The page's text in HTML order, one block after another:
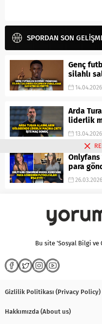
SPORDAN SON
Genç
silahlı
14.04.2026
Arda
liderlik
13.04.2026
para
26.03.2026
Bu site 'Sosyal Bilgi
Gizlilik Politikası (Privacy Policy)
Hakkımızda (About us)